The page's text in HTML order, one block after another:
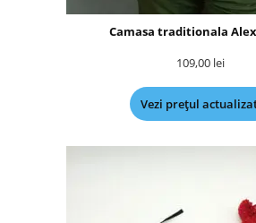
Camasa traditionala
109,00 lei
Vezi prețul